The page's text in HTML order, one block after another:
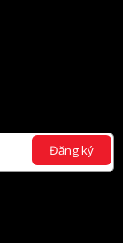
Đăng ký